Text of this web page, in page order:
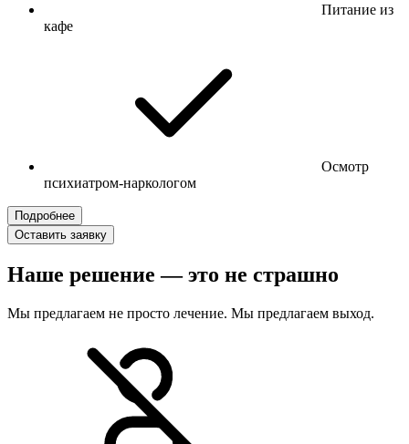
Питание из
кафе
Осмотр
психиатром-наркологом
Подробнее
Оставить заявку
Наше решение — это не страшно
Мы предлагаем не просто лечение. Мы предлагаем выход.